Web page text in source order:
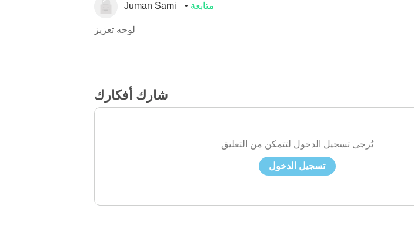
Juman Sami متابعة
لوحه تعزيز
شارك أفكارك
يُرجى تسجيل الدخول لتتمكن من التعليق
تسجيل الدخول